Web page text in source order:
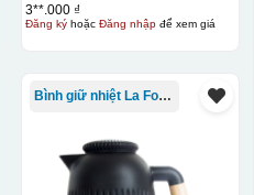
3**.000 ₫
Đăng kýhoặc Đăng nhậpđể xem giá
Bình giữ nhiệt La Fonte